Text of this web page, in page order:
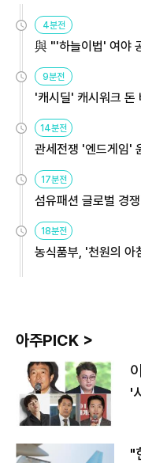
4분전
與 "'하늘이법' 여야
9분전
'캐시딜' 캐시워크 돈
14분전
관세전쟁 '엔드게임'
용해야
17분전
섬유패션 글로벌 경
원
18분전
농식품부, '천원의
아주PICK >
'
"